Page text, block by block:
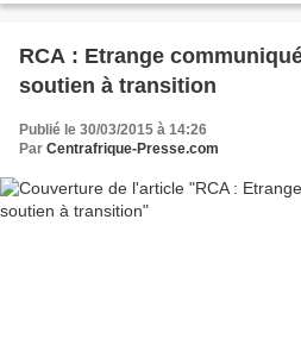
RCA : Etrange
soutien à transition
Publié le 30/03/2015 à 14:26
Par Centrafrique-Presse.com